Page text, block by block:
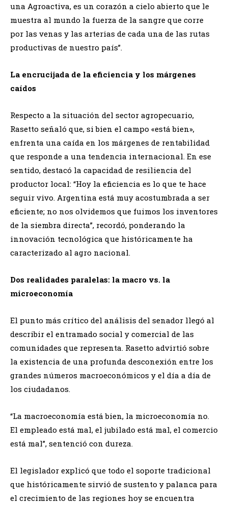
una Agroactiva, es un corazón a cielo abierto que le
muestra al mundo la fuerza de la sangre que corre
por las venas y las arterias de cada una de las rutas
productivas de nuestro país”.
​La encrucijada de la eficiencia y los márgenes
caídos
​Respecto a la situación del sector agropecuario,
Rasetto señaló que, si bien el campo «está bien»,
enfrenta una caída en los márgenes de rentabilidad
que responde a una tendencia internacional. En ese
sentido, destacó la capacidad de resiliencia del
productor local: “Hoy la eficiencia es lo que te hace
seguir vivo. Argentina está muy acostumbrada a ser
eficiente; no nos olvidemos que fuimos los inventores
de la siembra directa”, recordó, ponderando la
innovación tecnológica que históricamente ha
caracterizado al agro nacional.
​Dos realidades paralelas: la macro vs. la
microeconomía
​El punto más crítico del análisis del senador llegó al
describir el entramado social y comercial de las
comunidades que representa. Rasetto advirtió sobre
la existencia de una profunda desconexión entre los
grandes números macroeconómicos y el día a día de
los ciudadanos.
​“La macroeconomía está bien, la microeconomía no.
El empleado está mal, el jubilado está mal, el comercio
está mal”, sentenció con dureza.
​El legislador explicó que todo el soporte tradicional
que históricamente sirvió de sustento y palanca para
el crecimiento de las regiones hoy se encuentra